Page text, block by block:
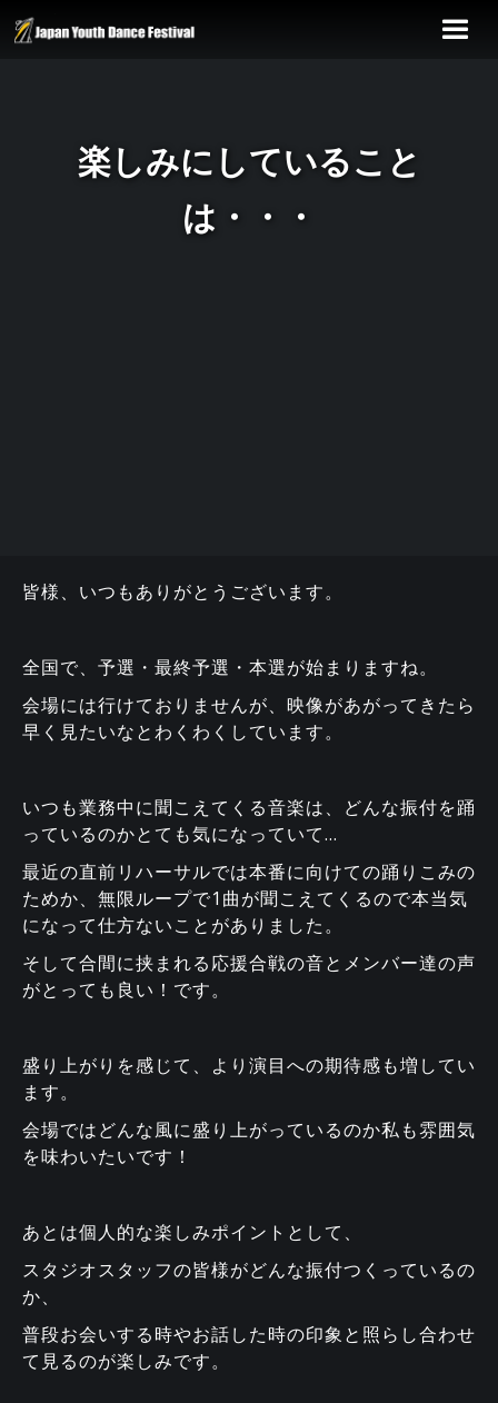
楽しみにしていること
は・・・
皆様、いつもありがとうございます。
全国で、予選・最終予選・本選が始まりますね。
会場には行けておりませんが、映像があがってきたら
早く見たいなとわくわくしています。
いつも業務中に聞こえてくる音楽は、どんな振付を踊
っているのかとても気になっていて…
最近の直前リハーサルでは本番に向けての踊りこみの
ためか、無限ループで1曲が聞こえてくるので本当気
になって仕方ないことがありました。
そして合間に挟まれる応援合戦の音とメンバー達の声
がとっても良い！です。
盛り上がりを感じて、より演目への期待感も増してい
ます。
会場ではどんな風に盛り上がっているのか私も雰囲気
を味わいたいです！
あとは個人的な楽しみポイントとして、
スタジオスタッフの皆様がどんな振付つくっているの
か、
普段お会いする時やお話した時の印象と照らし合わせ
て見るのが楽しみです。